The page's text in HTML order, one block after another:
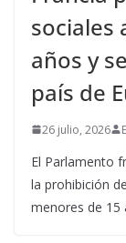
sociales
años y
país de
26 julio, 2026
El Parlamento
la prohibición
menores de 15